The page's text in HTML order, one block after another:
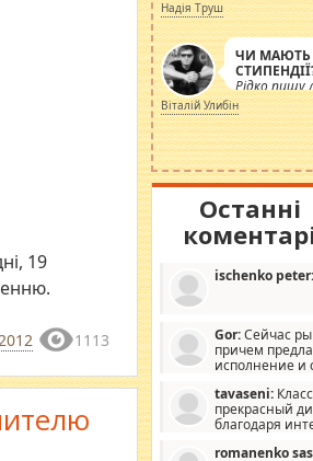
19
1113
Надія Труш
ЧИ МАЮТЬ
Рідко пишу
але вже
інсенуації
Штучно
Віталій Улибін
Останні
ischenko peter:
Gor:Сейчас
причем
исполнение и
дизайну, мало
креативненько и
без ненужных
tavaseni:
прекрасный
благодаря
romanenko